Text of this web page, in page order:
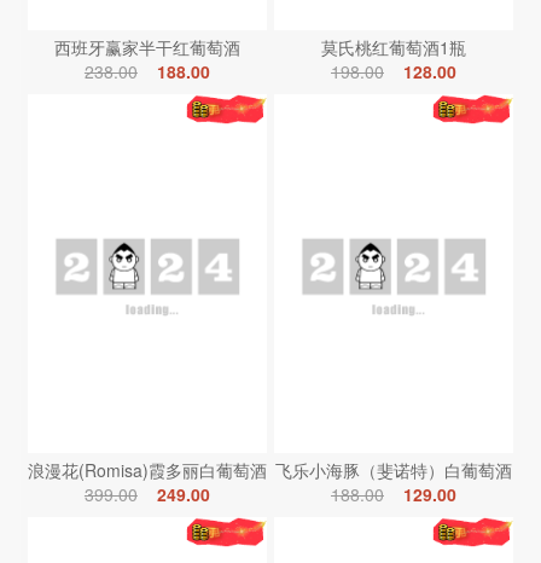
西班牙赢家半干红葡萄酒
238.00
188.00
莫氏桃红葡萄酒1瓶
198.00
128.00
浪漫花(Romisa)霞多丽白葡萄酒
399.00
249.00
飞乐小海豚（斐诺特）白葡萄酒
188.00
129.00